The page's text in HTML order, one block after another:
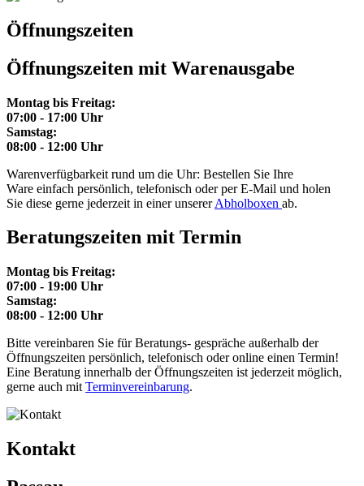
Öffnungszeiten
Öffnungszeiten mit Warenausgabe
Montag bis Freitag:
07:00 - 17:00 Uhr
Samstag:
08:00 - 12:00 Uhr
Warenverfügbarkeit rund um die Uhr: Bestellen Sie Ihre
Ware einfach persönlich, telefonisch oder per E-Mail und holen
Sie diese gerne jederzeit in einer unsererAbholboxen ab.
Beratungszeiten mit Termin
Montag bis Freitag:
07:00 - 19:00 Uhr
Samstag:
08:00 - 12:00 Uhr
Bitte vereinbaren Sie für Beratungs- gespräche außerhalb der
Öffnungszeiten persönlich, telefonisch oder online einen Termin!
Eine Beratung innerhalb der Öffnungszeiten ist jederzeit möglich,
gerne auch mit Terminvereinbarung.
Kontakt